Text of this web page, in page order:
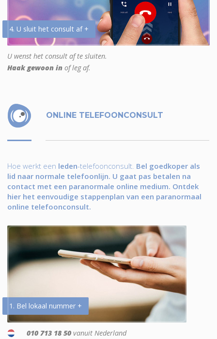
4. U sluit het consult af +
U wenst het consult af te sluiten.
Haak gewoon in of leg af.
ONLINE TELEFOONCONSULT
Hoe werkt een leden-telefoonconsult. Bel goedkoper als
lid naar normale telefoonlijn. U gaat pas betalen na
contact met een paranormale online medium. Ontdek
hier het eenvoudige stappenplan van een paranormaal
online telefoonconsult.
1. Bel lokaal nummer +
010 713 18 50 vanuit Nederland